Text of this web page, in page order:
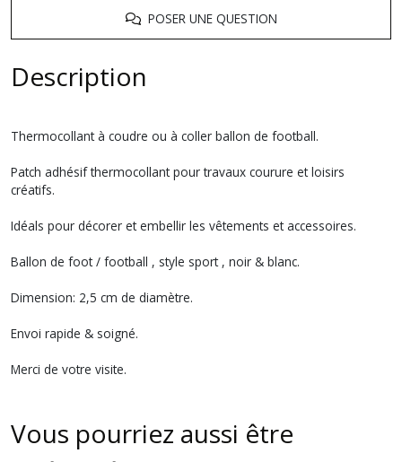
POSER UNE QUESTION
Description
Thermocollant à coudre ou à coller ballon de football.
Patch adhésif thermocollant pour travaux courure et loisirs
créatifs.
Idéals pour décorer et embellir les vêtements et accessoires.
Ballon de foot / football , style sport , noir & blanc.
Dimension: 2,5 cm de diamètre.
Envoi rapide & soigné.
Merci de votre visite.
Vous pourriez aussi être